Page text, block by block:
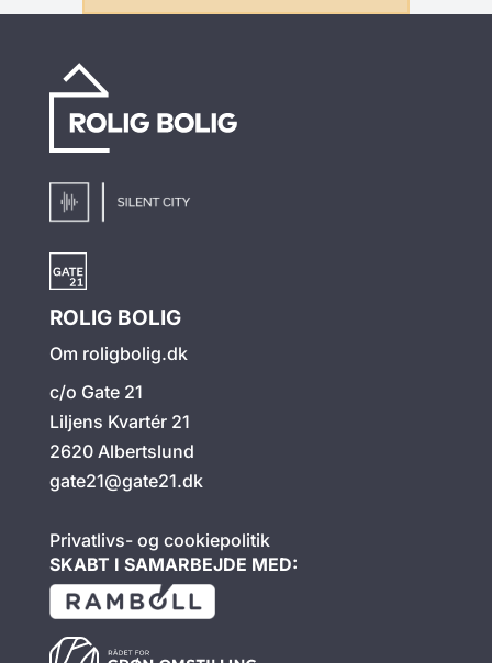
ROLIG BOLIG
Om roligbolig.dk
c/o Gate 21
Liljens Kvartér 21
2620 Albertslund
gate21@gate21.dk
Privatlivs- og cookiepolitik
SKABT I SAMARBEJDE MED: